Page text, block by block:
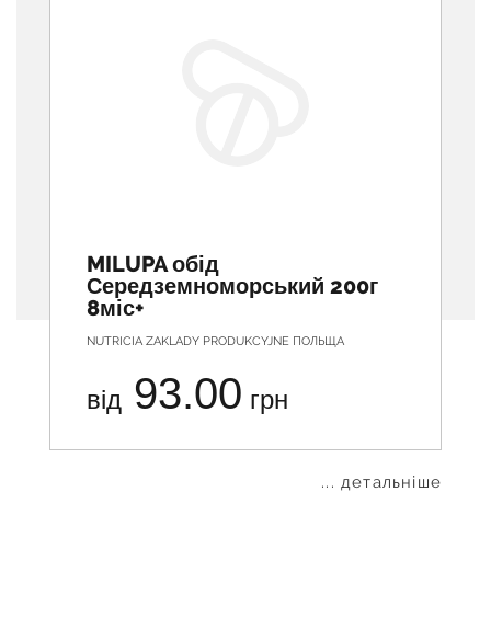
MILUPA обід
Середземноморський 200г
8міс+
NUTRICIA ZAKLADY PRODUKCYJNE ПОЛЬЩА
від 93.00 грн
... детальніше